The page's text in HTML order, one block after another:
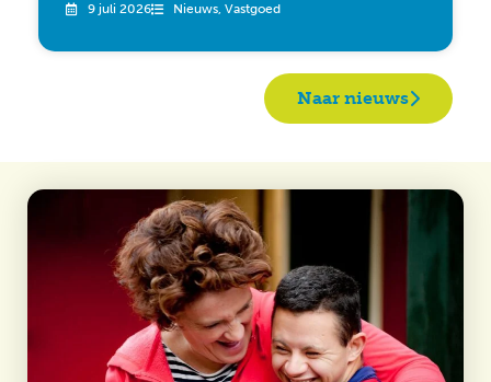
9 juli 2026 Nieuws, Vastgoed
Naar nieuws